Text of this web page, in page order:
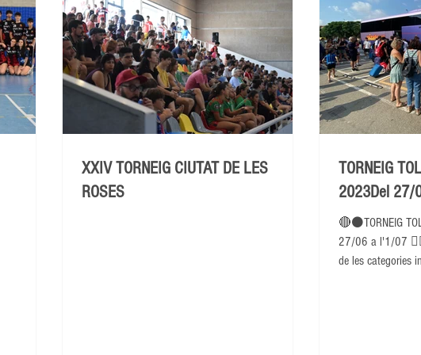
XXIV TORNEIG CIUTAT DE LES
ROSES
TORNEIG
2023Del 27/
🔴⚫TORNEIG
27/06 a l'1/07
de les categories